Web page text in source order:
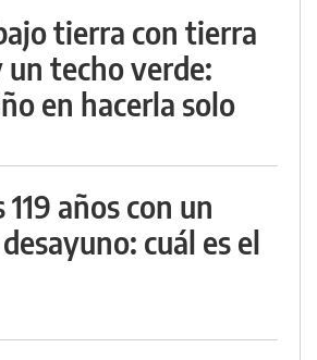
tierra con tierra
un techo verde:
en hacerla solo
años con un
cuál es el